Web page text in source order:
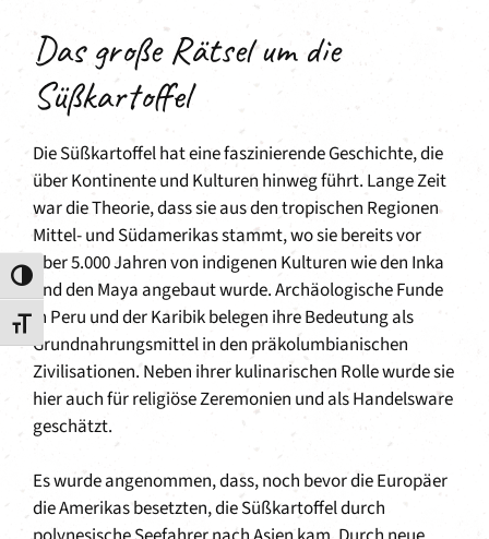
Umschalten auf hohe Kontraste
Schrift vergrößern
Das große Rätsel um die
Süßkartoffel
Die Süßkartoffel hat eine faszinierende Geschichte, die
über Kontinente und Kulturen hinweg führt. Lange Zeit
war die Theorie, dass sie aus den tropischen Regionen
Mittel- und Südamerikas stammt, wo sie bereits vor
über 5.000 Jahren von indigenen Kulturen wie den Inka
und den Maya angebaut wurde. Archäologische Funde
in Peru und der Karibik belegen ihre Bedeutung als
Grundnahrungsmittel in den präkolumbianischen
Zivilisationen. Neben ihrer kulinarischen Rolle wurde sie
hier auch für religiöse Zeremonien und als Handelsware
geschätzt.
Es wurde angenommen, dass, noch bevor die Europäer
die Amerikas besetzten, die Süßkartoffel durch